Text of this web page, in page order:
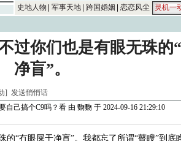
史地人物
军事天地 跨国婚姻 恋恋风尘 灵机一
过你们也是有眼无珠的
净盲”。
] 发送悄悄话
自己搞个C9吗？看由 覅覅于 2024-09-16 21:29:10
“冇眼屎干净盲”。我都忘了所谓“瞽瞍”到底